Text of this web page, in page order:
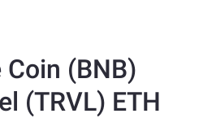
(BNB)
(TRVL) ETH